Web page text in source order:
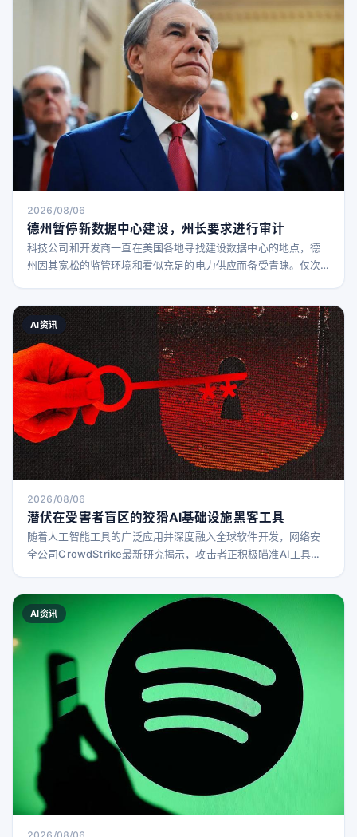
2026/08/06
德州暂停新数据中心建设，州长要求进行审计
科技公司和开发商一直在美国各地寻找建设数据中心的地点，德
州因其宽松的监管环境和看似充足的电力供应而备受青睐。仅次
心项目必须接受德州公共事业委员会（PUCT）和州电网运营商
——德州电力可靠性委员会（ERCOT）的审计。 今年，ERCOT
的电网接入排队项目数量大幅增长。今年一月，ERCO
AI资讯
2026/08/06
潜伏在受害者盲区的狡猾AI基础设施黑客工具
随着人工智能工具的广泛应用并深度融入全球软件开发，网络安
全公司CrowdStrike最新研究揭示，攻击者正积极瞄准AI工具
查AI软件供应链攻击时发现了一种蠕虫病毒。CrowdStrike反对
手工作高级副总裁Adam Meyers表示，公司尚未将该活动归因于
特定攻击者，但这符合攻击者如T
AI资讯